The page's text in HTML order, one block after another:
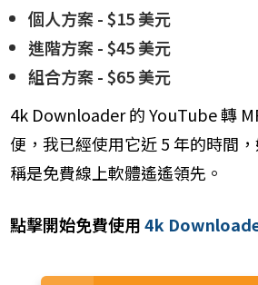
個人方案 - $15 美元
進階方案 - $45 美元
組合方案 - $65 美元
4k Downloader 的 YouTube 轉
便，我已經使用它近 5 年的時間
稱是免費線上軟體遙遙領先。
點擊開始免費使用4k